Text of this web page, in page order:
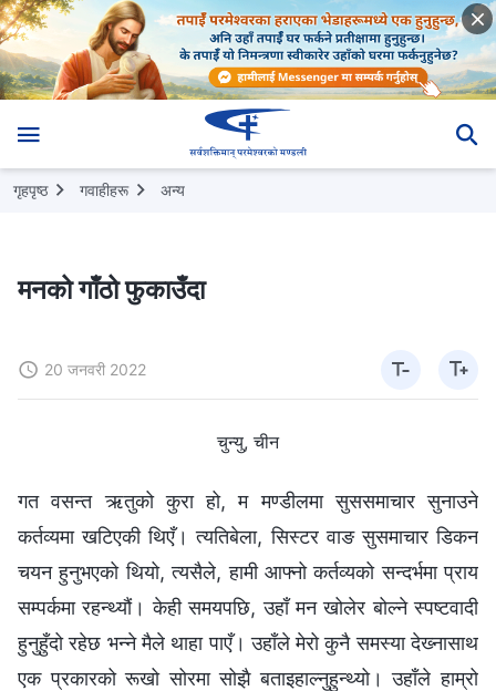
गृहपृष्ठ गवाहीहरू अन्य
मनको गाँठो फुकाउँदा
20 जनवरी 2022
चुन्यु, चीन
गत वसन्त ऋतुको कुरा हो, म मण्डीलमा सुससमाचार सुनाउने
कर्तव्यमा खटिएकी थिएँ। त्यतिबेला, सिस्टर वाङ सुसमाचार डिकन
चयन हुनुभएको थियो, त्यसैले, हामी आफ्नो कर्तव्यको सन्दर्भमा प्राय
सम्पर्कमा रहन्थ्यौं। केही समयपछि, उहाँ मन खोलेर बोल्ने स्पष्टवादी
हुनुहुँदो रहेछ भन्‍ने मैले थाहा पाएँ। उहाँले मेरो कुनै समस्या देख्‍नासाथ
एक प्रकारको रूखो सोरमा सोझै बताइहाल्नुहुन्थ्यो। उहाँले हाम्रो